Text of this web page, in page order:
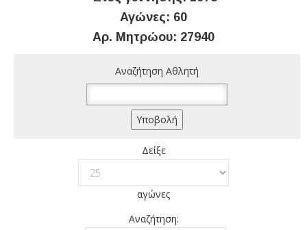
Αγώνες: 60
Αρ. Μητρώου: 27940
Αναζήτηση Αθλητή
Δείξε
αγώνες
Αναζήτηση: